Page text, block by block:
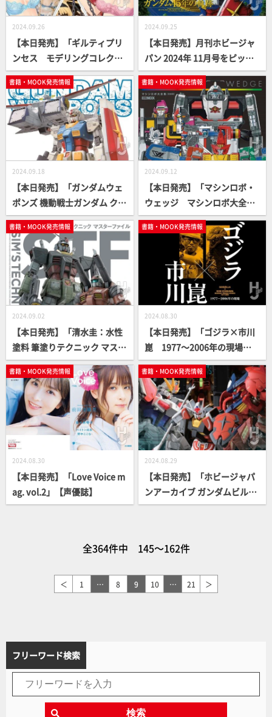
2024.09.26
【本日発売】「ギルティプリ
ンセス モデリングコレクシ
ョン」【ガールズプラモ】
2024.09.25
【本日発売】月刊ホビージャ
パン 2024年 11月号をピック
アップ！
書籍・MOOK発売情報
2024.09.18
【本日発売】「ガンダムウェ
ポンズ 機動戦士ガンダム クク
ルス・ドアンの島編」【ガン
ダムMOOK】
書籍・MOOK発売情報
2024.09.12
【本日発売】「マシンロボ・
ウェッジ マシンロボ大全集
[復刻版]」【高精細スキャ
ン】
書籍・MOOK発売情報
2024.09.02
【本日発売】「清水圭：水性
塗料 筆塗りテクニック マスタ
ーファイル SIM'S TECHNIQ
UE FILE」【How To】
書籍・MOOK発売情報
2024.08.30
【本日発売】「ゴジラ×市川
崑 1977～2006年の現場」
【自伝】
書籍・MOOK発売情報
2024.08.30
【本日発売】「Love Voice m
ag. vol.2」【声優誌】
書籍・MOOK発売情報
2024.08.29
【本日発売】「ホビージャパ
ンアーカイブ ガンダムビルド
メタバース編」
全364件中 145～162件
＜ 1 … 8 9 10 … 21 ＞
フリーワード検索
検索